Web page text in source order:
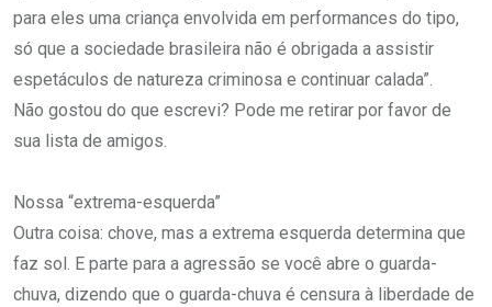
para eles uma criança envolvida em performances do tipo,
só que a sociedade brasileira não é obrigada a assistir
espetáculos de natureza criminosa e continuar calada”.
Não gostou do que escrevi? Pode me retirar por favor de
sua lista de amigos.
Nossa “extrema-esquerda”
Outra coisa: chove, mas a extrema esquerda determina que
faz sol. E parte para a agressão se você abre o guarda-
chuva, dizendo que o guarda-chuva é censura à liberdade de